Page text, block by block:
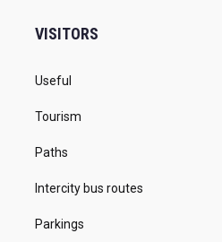
VISITORS
Useful
Tourism
Paths
Intercity bus routes
Parkings